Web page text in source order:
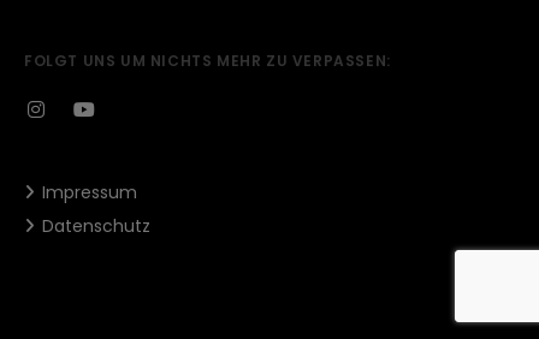
FOLGT UNS UM NICHTS MEHR ZU VERPASSEN:
Impressum
Datenschutz